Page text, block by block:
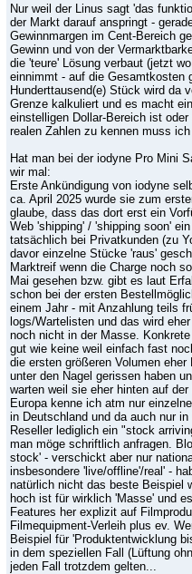
Nur weil der Linus sagt 'das
der Markt darauf anspringt -
Gewinnmargen im Cent-Bereich
Gewinn und von der
die 'teure' Lösung verbaut (jetzt
einnimmt - auf die Gesamtkosten
Hunderttausend(e) Stück wird da
Grenze kalkuliert und es macht
einstelligen Dollar-Bereich ist
realen Zahlen zu kennen muss ich
Hat man bei der iodyne Pro Mini
wir mal:
Erste Ankündigung von iodyne
ca. April 2025 wurde sie zum
glaube, dass das dort erst ein
Web 'shipping' / 'shipping soon'
tatsächlich bei Privatkunden (zu
davor einzelne Stücke 'raus'
Marktreif wenn die Charge noch
Mai gesehen bzw. gibt es laut
schon bei der ersten
einem Jahr - mit Anzahlung teils
logs/Wartelisten und das wird
noch nicht in der Masse.
gut wie keine weil einfach fast
die ersten größeren Volumen
unter den Nagel gerissen haben
warten weil sie eher hinten auf
Europa kenne ich atm nur
in Deutschland und da auch nur
Reseller lediglich ein "stock
man möge schriftlich anfragen.
stock' - verschickt aber nur
insbesondere 'live/offline'/real' -
natürlich nicht das beste Beispiel
hoch ist für wirklich 'Masse' und
Features her explizit auf
Filmequipment-Verleih plus ev.
Beispiel für 'Produktentwicklung
in dem speziellen Fall (Lüftung
jeden Fall trotzdem gelten...